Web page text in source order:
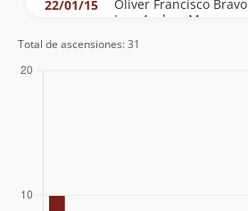
22/01/15
Oliver Francisco Bravo
Jose Andres Mosre
06/01/15
David Ferreira
Total de ascensiones: 31